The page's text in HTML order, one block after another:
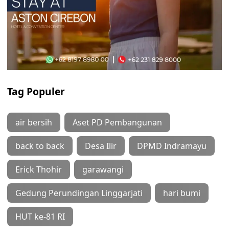
Tag Populer
air bersih Aset PD Pembangunan
back to back Desa Ilir DPMD Indramayu
Erick Thohir garawangi
Gedung Perundingan Linggarjati hari bumi
HUT ke-81 RI